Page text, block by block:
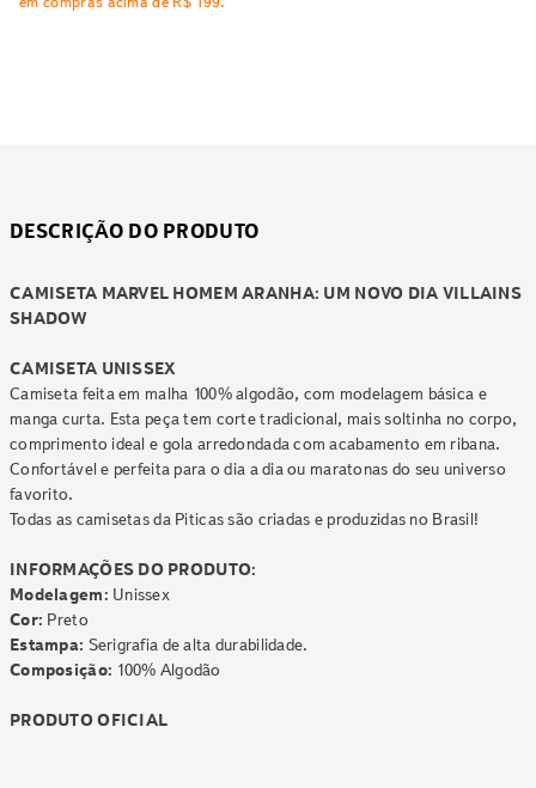
DESCRIÇÃO DO PRODUTO
CAMISETA MARVEL HOMEM ARANHA: UM NOVO DIA VILLAINS
SHADOW
CAMISETA UNISSEX
Camiseta feita em malha 100% algodão, com modelagem básica e
manga curta. Esta peça tem corte tradicional, mais soltinha no corpo,
comprimento ideal e gola arredondada com acabamento em ribana.
Confortável e perfeita para o dia a dia ou maratonas do seu universo
favorito.
Todas as camisetas da Piticas são criadas e produzidas no Brasil!
INFORMAÇÕES DO PRODUTO:
Modelagem: Unissex
Cor: Preto
Estampa: Serigrafia de alta durabilidade.
Composição: 100% Algodão
PRODUTO OFICIAL